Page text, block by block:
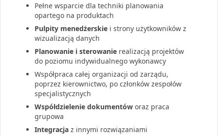
Pełne wsparcie dla techniki planowania
opartego na produktach
Pulpity menedżerskie i strony użytkowników z
wizualizacją danych
Planowanie i sterowanie realizacją projektów
do poziomu indywidualnego wykonawcy
Współpraca całej organizacji od zarządu,
poprzez kierownictwo, po członków zespołów
specjalistycznych
Współdzielenie dokumentów oraz praca
grupowa
Integracja z innymi rozwiązaniami